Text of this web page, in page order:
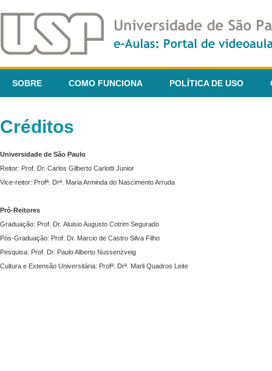
SOBRE COMO FUNCIONA POLÍTICA DE USO
Créditos
Universidade de São Paulo
Reitor: Prof. Dr. Carlos Gilberto Carlotti Junior
Vice-reitor: Profª. Drª. Maria Arminda do Nascimento Arruda
Pró-Reitores
Graduação: Prof. Dr. Aluisio Augusto Cotrim Segurado
Pós-Graduação: Prof. Dr. Marcio de Castro Silva Filho
Pesquisa: Prof. Dr. Paulo Alberto Nussenzveig
Cultura e Extensão Universitária: Profª. Drª. Marli Quadros Leite